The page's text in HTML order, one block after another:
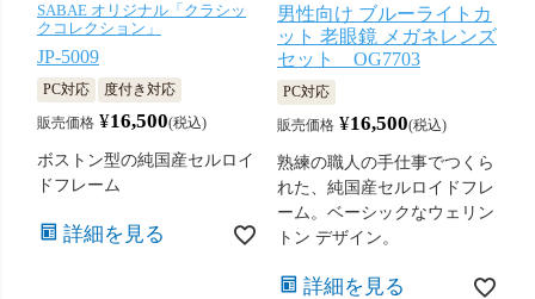
SABAE オリジナル「クラシッ
クコレクション」
JP-5009
PC対応
度付き対応
販売価格 ¥16,500 税込
ボストン型の純国産セルロイ
ドフレーム
詳細を見る
男性向け ブルーライトカ
ット 老眼鏡 メガネレンズ
セット OG7703
PC対応
販売価格 ¥16,500 税込
熟練の職人の手仕事でつくら
れた、純国産セルロイドフレ
ーム。ベーシックなウェリン
トン デザイン。
詳細を見る